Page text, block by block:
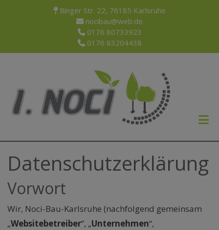
Binger Str. 22, 76185 Karlsruhe
nocibau@web.de
0176 80733923
0176 83204438
Datenschutzerklärung
Vorwort
Wir, Noci-Bau-Karlsruhe (nachfolgend gemeinsam
„Websitebetreiber”, „Unternehmen“,